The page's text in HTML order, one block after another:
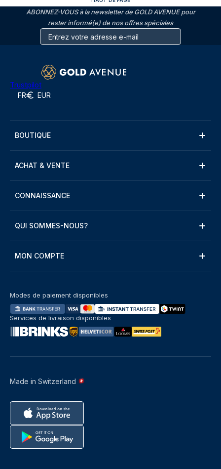
ABONNEZ-VOUS à la newsletter de GOLD AVENUE pour
rester informé(e) de nos offres spéciales
Trustpilot
FR EUR
BOUTIQUE
ACHAT & VENTE
CONNAISSANCE
QUI SOMMES-NOUS?
MON COMPTE
Made in Switzerland
Modes de paiement disponibles
Services de livraison disponibles